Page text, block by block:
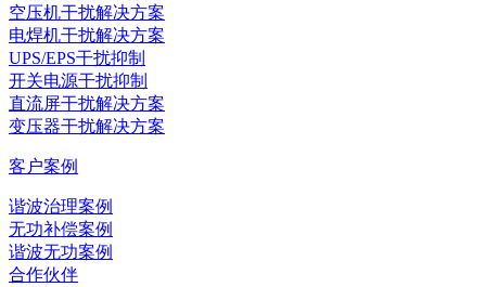
空压机干扰解决方案
电焊机干扰解决方案
UPS/EPS干扰抑制
开关电源干扰抑制
直流屏干扰解决方案
变压器干扰解决方案
客户案例
谐波治理案例
无功补偿案例
谐波无功案例
合作伙伴